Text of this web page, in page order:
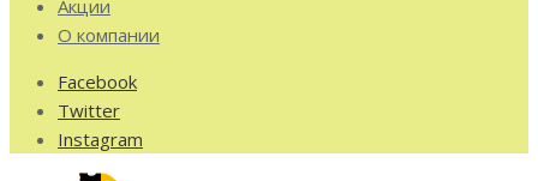
Акции
О компании
Facebook
Twitter
Instagram